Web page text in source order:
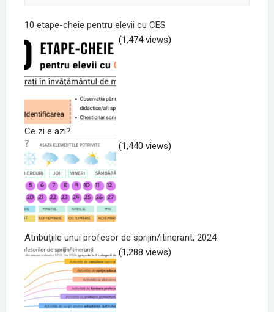
10 etape-cheie pentru elevii cu CES
(1,474 views)
Ce zi e azi?
(1,440 views)
Atribuțiile unui profesor de sprijin/itinerant, 2024
(1,288 views)